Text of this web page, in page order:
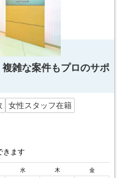
雑な案件もプロのサポ
女性スタッフ在籍
きます
水 木 金